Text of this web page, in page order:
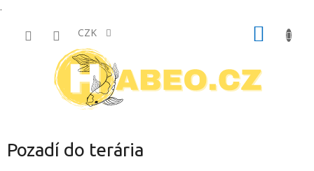
.
CZK
Pozadí do terária